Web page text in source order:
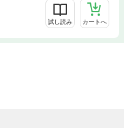
試し読み カートへ